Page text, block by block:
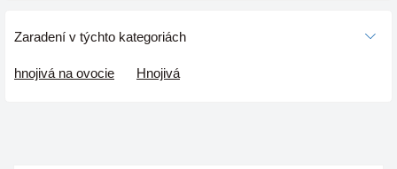
Zaradení v týchto kategoriách
hnojivá na ovocie Hnojivá